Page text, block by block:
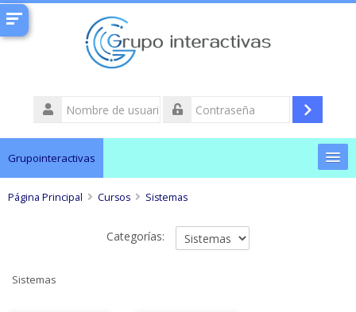
Nombre
de
usuario
Acceder
Grupointeractivas
Cambiar Contraseña
Página Principal Cursos Sistemas
Categorías:
Sistemas